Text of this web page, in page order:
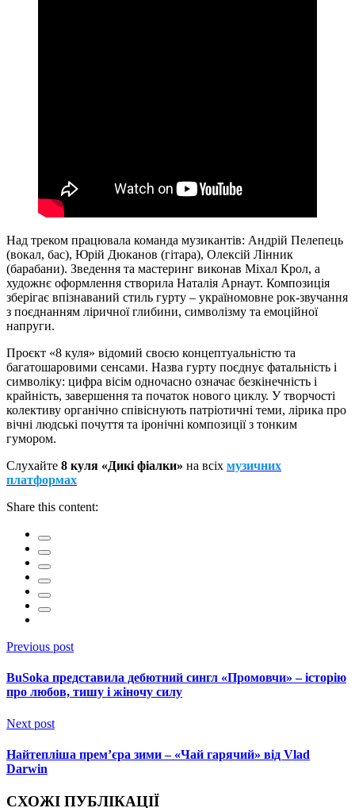
Над треком працювала команда музикантів: Андрій Пелепець
(вокал, бас), Юрій Дюканов (гітара), Олексій Лінник
(барабани). Зведення та мастеринг виконав Міхал Крол, а
художнє оформлення створила Наталія Арнаут. Композиція
зберігає впізнаваний стиль гурту – україномовне рок-звучання
з поєднанням ліричної глибини, символізму та емоційної
напруги.
Проєкт «8 куля» відомий своєю концептуальністю та
багатошаровими сенсами. Назва гурту поєднує фатальність і
символіку: цифра вісім одночасно означає безкінечність і
крайність, завершення та початок нового циклу. У творчості
колективу органічно співіснують патріотичні теми, лірика про
вічні людські почуття та іронічні композиції з тонким
гумором.
Слухайте 8 куля «Дикі фіалки» на всіх музичних
платформах
Share this content:
Previous post
BuSoka представила дебютний сингл «Промовчи» – історію
про любов, тишу і жіночу силу
Next post
Найтепліша прем’єра зими – «Чай гарячий» від Vlad
Darwin
СХОЖІ ПУБЛІКАЦІЇ